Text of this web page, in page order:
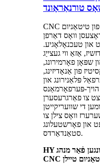
טורנאַראָונד
CNC מאַשינינג און דערנאך אַנאָדיזינג פון טיטאַניום
וואָס דאַרפן
און טעכנאָלאָגיע.
אַזאַ ווי געצייַג
שפּאָן פאָרמירונג,
פון אַנאָדיזינג,
פּלאַנירונג און
הויך-פּערפאָרמאַנס
צו פאַרגרעסערן
די שוועריקייטן
וואָס צילן צו
און פאָרשטעלונג
סטאַנדאַרדס.
HY מעטאַלס ​​איז דאָ צו צושטעלן לייזונגען פֿאַר מנהג